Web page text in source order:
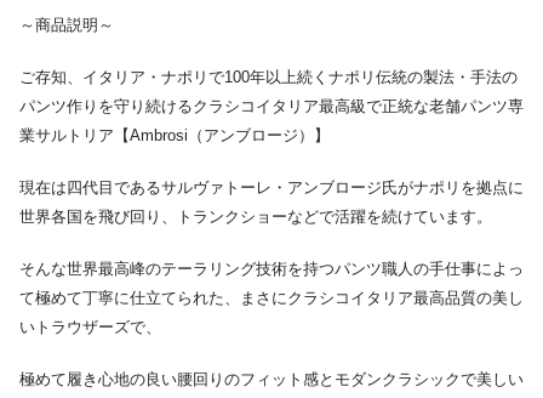
～商品説明～
ご存知、イタリア・ナポリで100年以上続くナポリ伝統の製法・手法の
パンツ作りを守り続けるクラシコイタリア最高級で正統な老舗パンツ専
業サルトリア【Ambrosi（アンブロージ）】
現在は四代目であるサルヴァトーレ・アンブロージ氏がナポリを拠点に
世界各国を飛び回り、トランクショーなどで活躍を続けています。
そんな世界最高峰のテーラリング技術を持つパンツ職人の手仕事によっ
て極めて丁寧に仕立てられた、まさにクラシコイタリア最高品質の美し
いトラウザーズで、
極めて履き心地の良い腰回りのフィット感とモダンクラシックで美しい